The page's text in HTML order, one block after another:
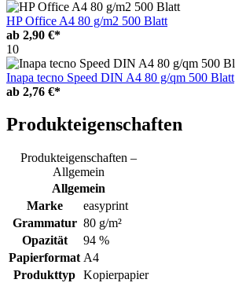
HP Office A4 80 g/m2 500 Blatt
ab 2,90 €*
10
Inapa tecno Speed DIN A4 80 g/qm 500 Blatt
ab 2,76 €*
Produkteigenschaften
Produkteigenschaften –
Allgemein
Allgemein
Marke
easyprint
Grammatur 80 g/m²
Opazität
94 %
Papierformat A4
Produkttyp Kopierpapier